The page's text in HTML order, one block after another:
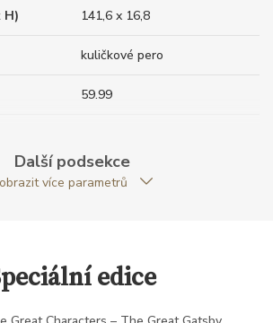
H) 141,6 x 16,8
kuličkové pero
59.99
Great Characters
Další podsekce
více parametrů
edice